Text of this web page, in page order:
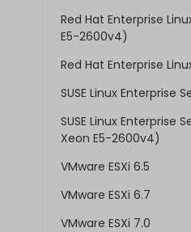
Red Hat Enterprise
E5-2600v4)
Red Hat Enterprise
SUSE Linux Enterprise
SUSE Linux Enterprise
Xeon E5-2600v4)
VMware ESXi 6.5
VMware ESXi 6.7
VMware ESXi 7.0